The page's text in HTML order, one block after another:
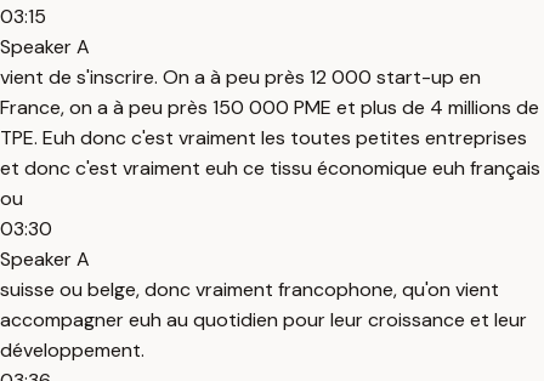
03:15
Speaker A
vient de s'inscrire. On a à peu près 12 000 start-up en
France, on a à peu près 150 000 PME et plus de 4 millions de
TPE. Euh donc c'est vraiment les toutes petites entreprises
et donc c'est vraiment euh ce tissu économique euh français
ou
03:30
Speaker A
suisse ou belge, donc vraiment francophone, qu'on vient
accompagner euh au quotidien pour leur croissance et leur
développement.